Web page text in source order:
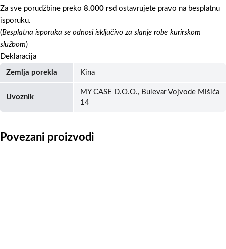
Za sve porudžbine preko 8.000 rsd ostavrujete pravo na besplatnu
isporuku.
(Besplatna isporuka se odnosi isključivo za slanje robe kurirskom
službom)
Deklaracija
Zemlja porekla Kina
Uvoznik
MY CASE D.O.O., Bulevar Vojvode Mišića
14
Povezani proizvodi